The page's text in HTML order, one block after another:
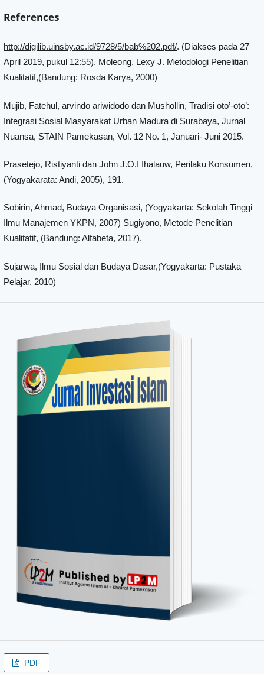
References
http://digilib.uinsby.ac.id/9728/5/bab%202.pdf/. (Diakses pada 27
April 2019, pukul 12:55). Moleong, Lexy J. Metodologi Penelitian
Kualitatif,(Bandung: Rosda Karya, 2000)
Mujib, Fatehul, arvindo ariwidodo dan Mushollin, Tradisi oto’-oto’:
Integrasi Sosial Masyarakat Urban Madura di Surabaya, Jurnal
Nuansa, STAIN Pamekasan, Vol. 12 No. 1, Januari- Juni 2015.
Prasetejo, Ristiyanti dan John J.O.I Ihalauw, Perilaku Konsumen,
(Yogyakarata: Andi, 2005), 191.
Sobirin, Ahmad, Budaya Organisasi, (Yogyakarta: Sekolah Tinggi
Ilmu Manajemen YKPN, 2007) Sugiyono, Metode Penelitian
Kualitatif, (Bandung: Alfabeta, 2017).
Sujarwa, Ilmu Sosial dan Budaya Dasar,(Yogyakarta: Pustaka
Pelajar, 2010)
PDF